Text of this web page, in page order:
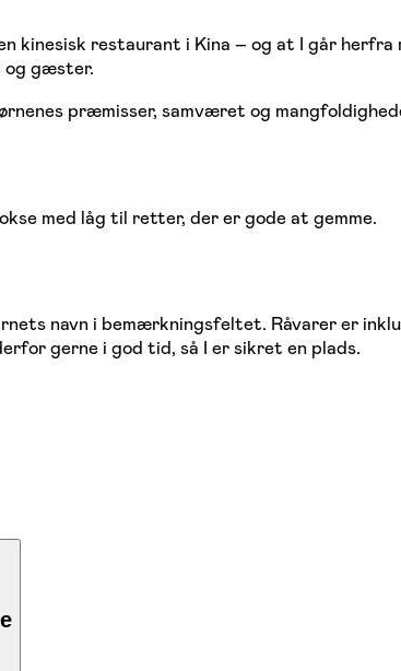
restaurant i Kina – og at I går herfra
og gæster.
præmisser, samværet og
med låg til retter, der er gode at gemme.
navn i bemærkningsfeltet. Råvarer er
gerne i god tid, så I er sikret en plads.